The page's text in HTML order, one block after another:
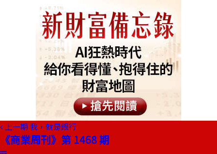
上一期 我，就是銀行
《商業周刊》第 1468 期